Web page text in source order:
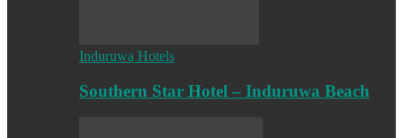
Induruwa Hotels
Southern Star Hotel – Induruwa Beach